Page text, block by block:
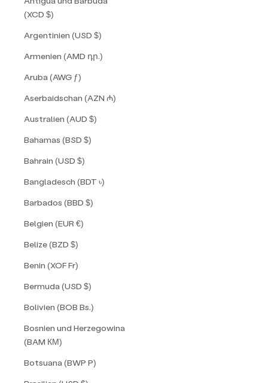
(XCD $)
Argentinien (USD $)
Armenien (AMD դր.)
Aruba (AWG ƒ)
Aserbaidschan (AZN ₼)
Australien (AUD $)
Bahamas (BSD $)
Bahrain (USD $)
Bangladesch (BDT ৳)
Barbados (BBD $)
Belgien (EUR €)
Belize (BZD $)
Benin (XOF Fr)
Bermuda (USD $)
Bolivien (BOB Bs.)
Bosnien und Herzegowina
(BAM КМ)
Botsuana (BWP P)